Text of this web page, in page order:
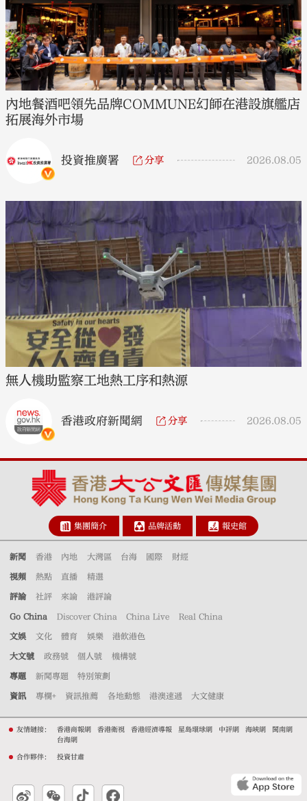
內地餐酒吧領先品牌COMMUNE幻師在港設旗艦店
拓展海外市場
投資推廣署 分享 2026.08.05
無人機助監察工地熱工序和熱源
香港政府新聞網 分享 2026.08.05
集團簡介 品牌活動 報史館
新聞 香港 內地 大灣區 台海 國際 財經
視頻 熱點 直播 精選
評論 社評 來論 港評論
Go China Discover China China Live Real China
文娛 文化 體育 娛樂 港飲港色
大文號 政務號 個人號 機構號
專題 新聞專題 特別策劃
資訊 專欄+ 資訊推薦 各地動態 港澳速遞 大文健康
友情鏈接： 香港商報網 香港衛視 香港經濟導報 星島環球網 中評網 海峽網
閩南網
台海網
合作夥伴： 投資甘肅